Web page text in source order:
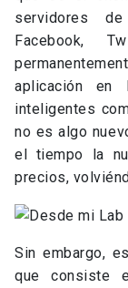
servidores
Facebook,
aplicación
inteligentes
no es algo
el tiempo la
precios,
Sin embargo,
que consiste